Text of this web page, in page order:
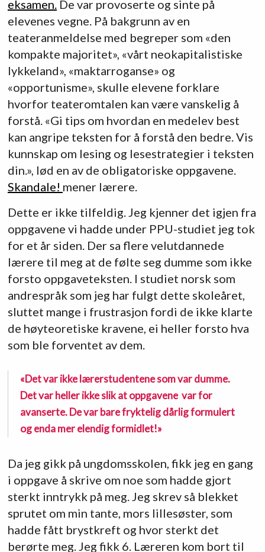
eksamen. De var provoserte og sinte på
elevenes vegne. På bakgrunn av en
teateranmeldelse med begreper som «den
kompakte majoritet», «vårt neokapitalistiske
lykkeland», «maktarroganse» og
«opportunisme», skulle elevene forklare
hvorfor teateromtalen kan være vanskelig å
forstå. «Gi tips om hvordan en medelev best
kan angripe teksten for å forstå den bedre. Vis
kunnskap om lesing og lesestrategier i teksten
din.», lød en av de obligatoriske oppgavene.
Skandale! mener lærere.
Dette er ikke tilfeldig. Jeg kjenner det igjen fra
oppgavene vi hadde under PPU-studiet jeg tok
for et år siden. Der sa flere velutdannede
lærere til meg at de følte seg dumme som ikke
forsto oppgaveteksten. I studiet norsk som
andrespråk som jeg har fulgt dette skoleåret,
sluttet mange i frustrasjon fordi de ikke klarte
de høyteoretiske kravene, ei heller forsto hva
som ble forventet av dem.
«Det var ikke lærerstudentene som var dumme.
Det var heller ikke slik at oppgavene var for
avanserte. De var bare fryktelig dårlig formulert
og enda mer elendig formidlet!»
Da jeg gikk på ungdomsskolen, fikk jeg en gang
i oppgave å skrive om noe som hadde gjort
sterkt inntrykk på meg. Jeg skrev så blekket
sprutet om min tante, mors lillesøster, som
hadde fått brystkreft og hvor sterkt det
berørte meg. Jeg fikk 6. Læreren kom bort til